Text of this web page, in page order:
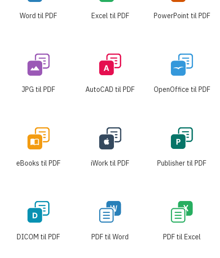
Word til PDF Excel til PDF PowerPoint til PDF
JPG til PDF AutoCAD til PDF OpenOffice til PDF
eBooks til PDF iWork til PDF Publisher til PDF
DICOM til PDF PDF til Word PDF til Excel